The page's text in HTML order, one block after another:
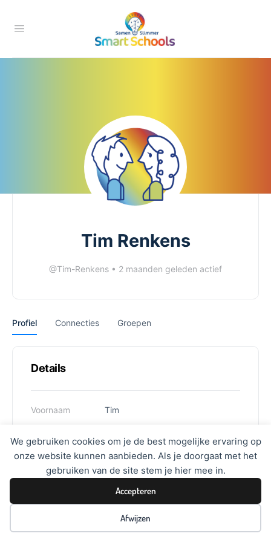
We gebruiken cookies om je de best mogelijke ervaring op
onze website kunnen aanbieden. Als je doorgaat met het
gebruiken van de site stem je hier mee in.
Accepteren
Afwijzen
Tim Renkens
@Tim-Renkens • 2 maanden geleden actief
Profiel Connecties Groepen
Details
Voornaam Tim
Achternaam Renkens
Gebruikersnaam Tim-Renkens